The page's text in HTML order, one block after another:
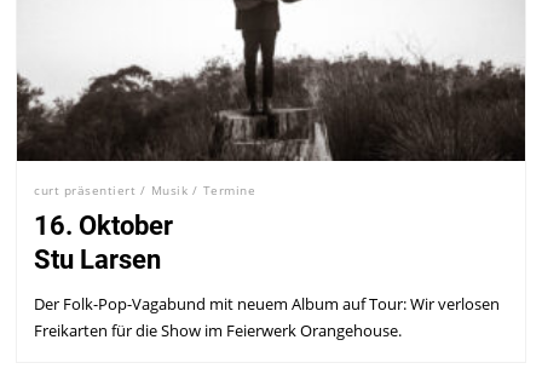
curt präsentiert / Musik / Termine
16. Oktober
Stu Larsen
Der Folk-Pop-Vagabund mit neuem Album auf Tour: Wir verlosen
Freikarten für die Show im Feierwerk Orangehouse.